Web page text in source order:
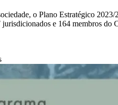
o Plano Estratégico
e 164 membros